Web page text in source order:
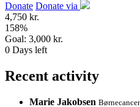
Donate Donate via
4,750 kr.
158%
Goal: 3,000 kr.
0 Days left
Recent activity
Marie Jakobsen